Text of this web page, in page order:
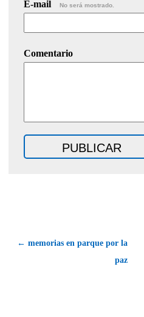
E-mail No será mostrado.
Comentario
← memorias en parque por la
paz